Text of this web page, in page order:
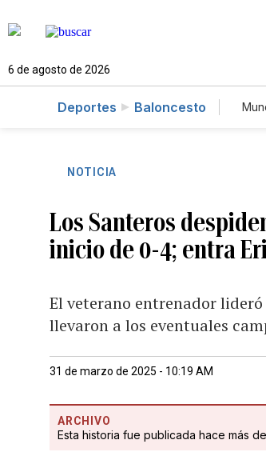
6 de agosto de 2026
Deportes Baloncesto
NOTICIA
Los Santeros
inicio de 0-4; entra
El veterano entrenador
llevaron a los eventuales
31 de marzo de 2025 - 10:19 AM
ARCHIVO
Esta historia fue publicada hace más